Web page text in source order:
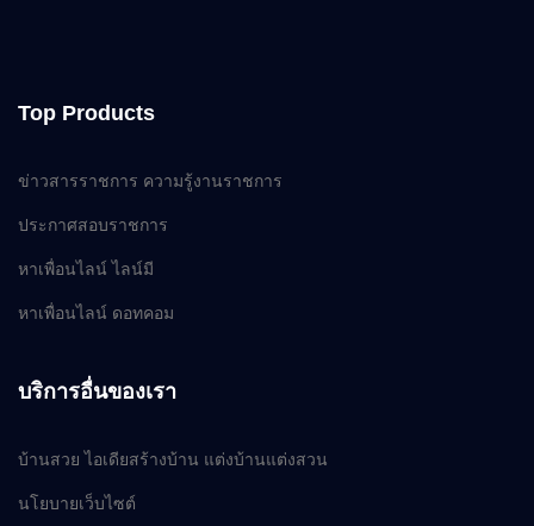
Top Products
ข่าวสารราชการ ความรู้งานราชการ
ประกาศสอบราชการ
หาเพื่อนไลน์ ไลน์มี
หาเพื่อนไลน์ ดอทคอม
บริการอื่นของเรา
บ้านสวย ไอเดียสร้างบ้าน แต่งบ้านแต่งสวน
นโยบายเว็บไซต์